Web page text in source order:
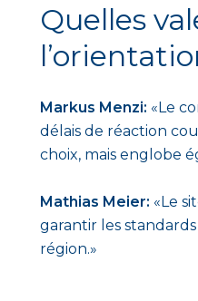
Quelles
Markus Menzi: «Le
délais de réaction
choix, mais englobe
Mathias Meier: «Le
garantir les
région.»